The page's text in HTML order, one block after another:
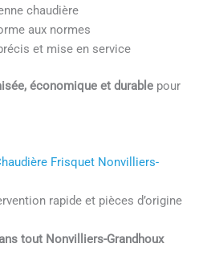
chaudière
aux normes
et mise en service
économique et durablepour
Frisquet Nonvilliers-
rapide et pièces d’origine
tout Nonvilliers-Grandhoux